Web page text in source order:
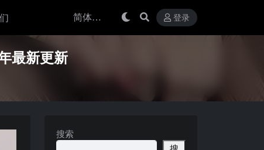
登录
最新更新
搜索